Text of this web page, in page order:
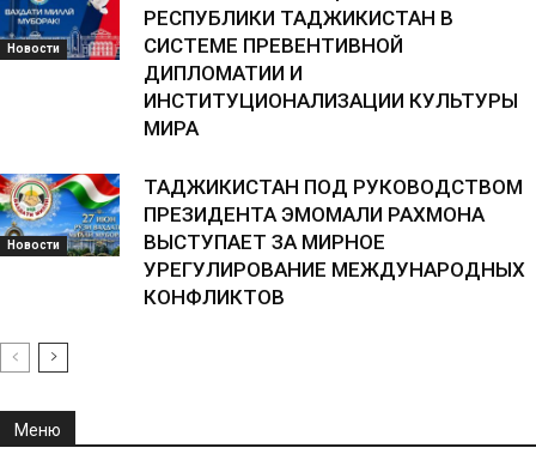
Новости
РЕСПУБЛИКИ ТАДЖИКИСТАН В
СИСТЕМЕ ПРЕВЕНТИВНОЙ
ДИПЛОМАТИИ И
ИНСТИТУЦИОНАЛИЗАЦИИ КУЛЬТУРЫ
МИРА
Новости
ТАДЖИКИСТАН ПОД РУКОВОДСТВОМ
ПРЕЗИДЕНТА ЭМОМАЛИ РАХМОНА
ВЫСТУПАЕТ ЗА МИРНОЕ
УРЕГУЛИРОВАНИЕ МЕЖДУНАРОДНЫХ
КОНФЛИКТОВ
Меню